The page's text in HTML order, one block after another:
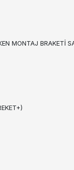
MONTAJ BRAKETİ